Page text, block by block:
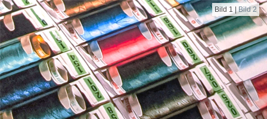
Bild 1 |Bild 2